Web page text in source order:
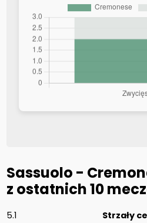
Sassuolo -
z ostatnich 10
5.1 Strzały